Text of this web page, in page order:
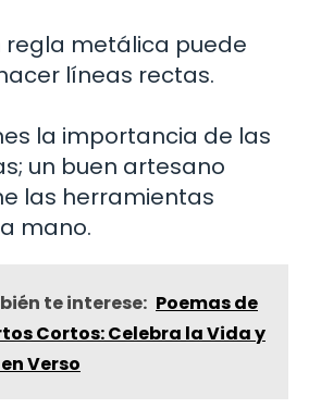
regla metálica puede
líneas rectas.
la importancia de las
un buen artesano
las herramientas
mano.
te interese: Poemas de
Cortos: Celebra la Vida y
Verso